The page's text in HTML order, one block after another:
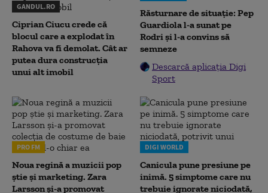
GANDUL.RO
Ciprian Ciucu crede că
blocul care a explodat în
Rahova va fi demolat. Cât ar
putea dura construcția
unui alt imobil
Răsturnare de situație: Pep
Guardiola l-a sunat pe
Rodri și l-a convins să
semneze
Descarcă aplicația Digi
Sport
PRO FM
Noua regină a muzicii pop
știe și marketing. Zara
Larsson și-a promovat
DIGI WORLD
Canicula pune presiune pe
inimă. 5 simptome care nu
trebuie ignorate niciodată,